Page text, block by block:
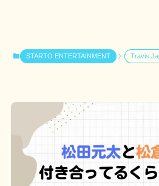
STARTO ENTERTAINMENT Travis